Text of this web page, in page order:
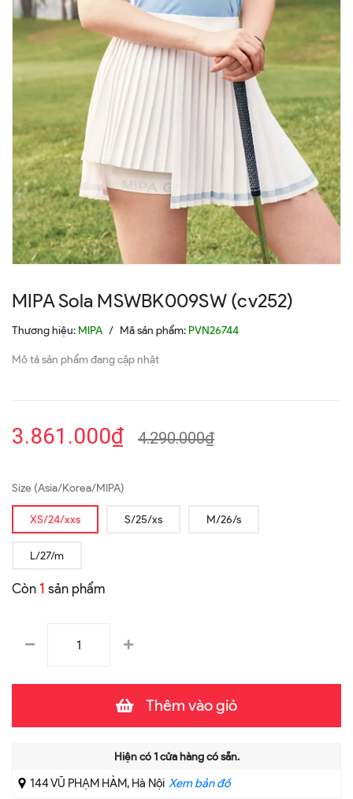
MIPA Sola MSWBK009SW (cv252)
Thương hiệu: MIPA / Mã sản phẩm: PVN26744
Mô tả sản phẩm đang cập nhật
3.861.000₫ 4.290.000₫
Size (Asia/Korea/MIPA)
XS/24/xxs S/25/xs M/26/s
L/27/m
Còn 1 sản phẩm
Thêm vào giỏ
Hiện có1cửa hàng có sẵn.
144 VŨ PHẠM HÀM, Hà Nội Xem bản đồ